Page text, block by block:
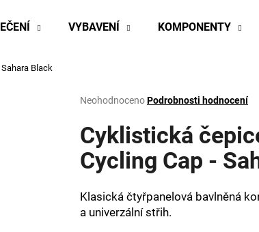
VYBAVENÍ KOMPONENTY
Black
Průměrné
produktu
je
0,0
z
hvězdiček.
NeohodnocenoPodrobnosti hodnocení
Cyklistická
Cycling Cap -
Klasická čtyřpanelová bavlněná
a univerzální střih.
najít?
HLEDAT